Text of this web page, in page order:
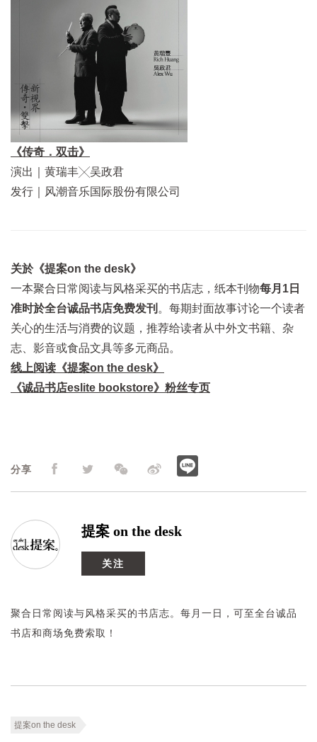
《传奇．双击》
演出｜黄瑞丰╳吴政君
发行｜风潮音乐国际股份有限公司
关於《提案on the desk》
一本聚合日常阅读与风格采买的书店志，纸本刊物每月1日
准时於全台诚品书店免费发刊 。每期封面故事讨论一个读者
关心的生活与消费的议题，推荐给读者从中外文书籍、杂
志、影音或食品文具等多元商品。
线上阅读《提案on the desk》
《诚品书店eslite bookstore》粉丝专页
分享
提案 on the desk
关注
聚合日常阅读与风格采买的书店志。每月一日，可至全台诚品
书店和商场免费索取！
提案on the desk